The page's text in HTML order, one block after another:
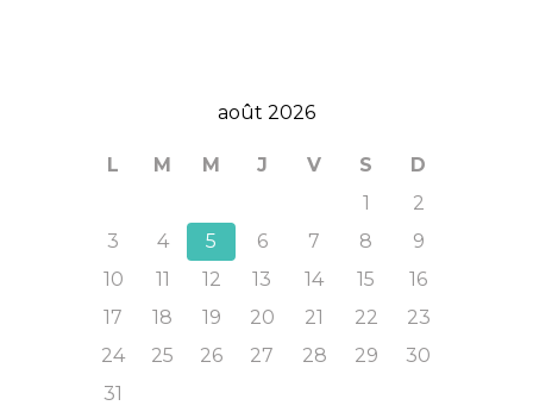
août 2026
L M M J V S
D
1
2
3
4 5 6 7 8
9
10
11 12 13 14 15
16
17
18 19 20 21 22
23
24
25 26 27 28 29
30
31